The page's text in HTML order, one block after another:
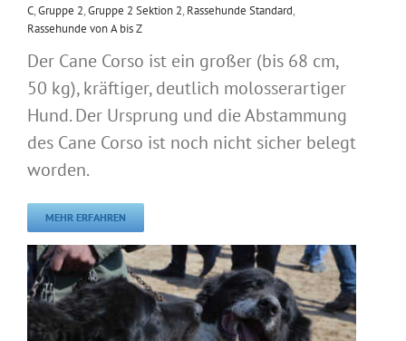
C,Gruppe 2,Gruppe 2 Sektion 2, Rassehunde Standard,
Rassehunde von A bis Z
Der Cane Corso ist ein großer (bis 68 cm,
50 kg), kräftiger, deutlich molosserartiger
Hund. Der Ursprung und die Abstammung
des Cane Corso ist noch nicht sicher belegt
worden.
MEHR ERFAHREN